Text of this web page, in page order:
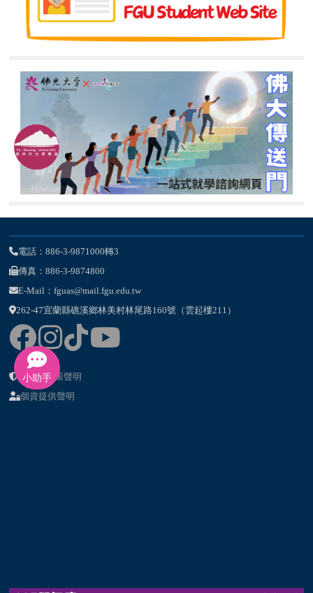
電話：886-3-9871000轉3
傳真：886-3-9874800
E-Mail：fguas@mail.fgu.edu.tw
262-47宜蘭縣礁溪鄉林美村林尾路160號（雲起樓211）
隱私權政策聲明
個資提供聲明
小助手